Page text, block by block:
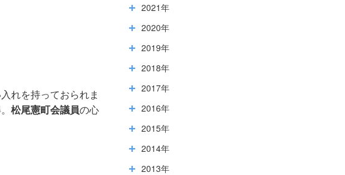
れを持っておられま
松尾憲町会議員の心
2021年
2020年
2019年
2018年
2017年
2016年
2015年
2014年
2013年